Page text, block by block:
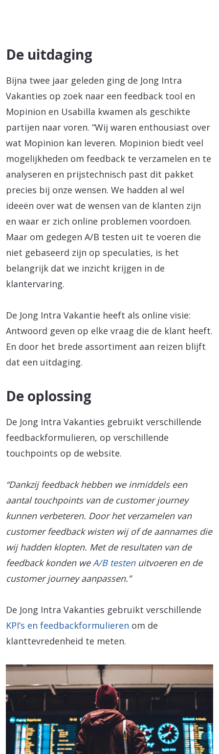
De uitdaging
Bijna twee jaar geleden ging de Jong Intra
Vakanties op zoek naar een feedback tool en
Mopinion en Usabilla kwamen als geschikte
partijen naar voren. “Wij waren enthousiast over
wat Mopinion kan leveren. Mopinion biedt veel
mogelijkheden om feedback te verzamelen en te
analyseren en prijstechnisch past dit pakket
precies bij onze wensen. We hadden al wel
ideeën over wat de wensen van de klanten zijn
en waar er zich online problemen voordoen.
Maar om gedegen A/B testen uit te voeren die
niet gebaseerd zijn op speculaties, is het
belangrijk dat we inzicht krijgen in de
klantervaring.
De Jong Intra Vakantie heeft als online visie:
Antwoord geven op elke vraag die de klant heeft.
En door het brede assortiment aan reizen blijft
dat een uitdaging.
De oplossing
De Jong Intra Vakanties gebruikt verschillende
feedbackformulieren, op verschillende
touchpoints op de website.
“Dankzij feedback hebben we inmiddels een
aantal touchpoints van de customer journey
kunnen verbeteren. Door het verzamelen van
customer feedback wisten wij of de aannames die
wij hadden klopten. Met de resultaten van de
feedback konden weA/B testenuitvoeren en de
customer journey aanpassen.”
De Jong Intra Vakanties gebruikt verschillende
KPI’s en feedbackformulieren om de
klanttevredenheid te meten.